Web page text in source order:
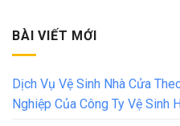
BÀI VIẾT MỚI
Dịch Vụ Vệ Sinh Nhà Cửa
Nghiệp Của Công Ty Vệ Sinh